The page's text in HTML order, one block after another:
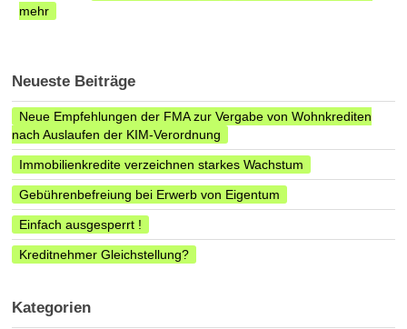
mehr
Neueste Beiträge
Neue Empfehlungen der FMA zur Vergabe von Wohnkrediten
nach Auslaufen der KIM-Verordnung
Immobilienkredite verzeichnen starkes Wachstum
Gebührenbefreiung bei Erwerb von Eigentum
Einfach ausgesperrt !
Kreditnehmer Gleichstellung?
Kategorien